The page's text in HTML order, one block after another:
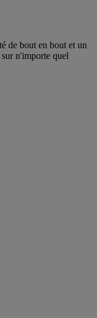
de bout en bout et un
n'importe quel